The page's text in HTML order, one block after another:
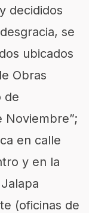
decididos
se
ubicados
Obras
de
Noviembre”;
en calle
y en la
(oficinas de